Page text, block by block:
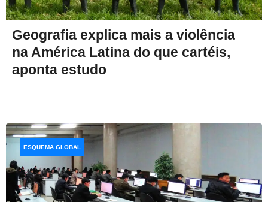
Geografia explica mais a violência
na América Latina do que cartéis,
aponta estudo
ESQUEMA GLOBAL